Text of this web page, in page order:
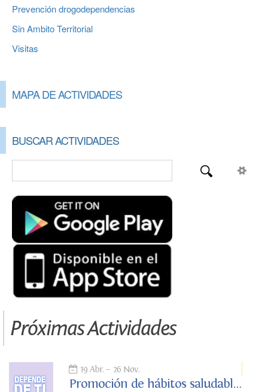
Prevención drogodependencias
Sin Ambito Territorial
Visitas
MAPA DE ACTIVIDADES
BUSCAR ACTIVIDADES
Próximas Actividades
19 Abr. 26 Nov.
Promoción de hábitos saludables. Depende de ti